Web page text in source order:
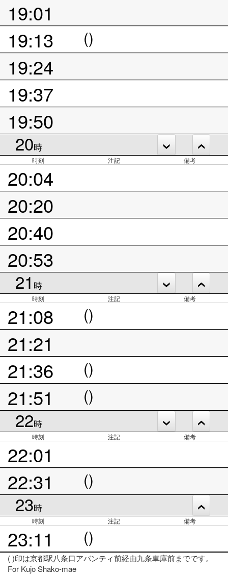
19:01
19:13
()
19:24
19:37
19:50
20時
時刻 注記 備考
20:04
20:20
20:40
20:53
21 時
時刻 注記 備考
21:08 ()
21:21
21:36
()
21:51 ()
22時
時刻 注記 備考
22:01
22:31
()
23時
時刻 注記 備考
23:11 ()
( )印は京都駅八条口アバンティ前経由九条車庫前までです。
For Kujo Shako-mae